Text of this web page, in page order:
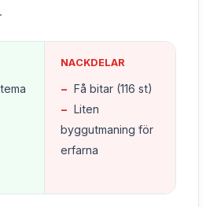
NACKDELAR
− Få bitar (116 st)
− Liten
byggutmaning för
erfarna